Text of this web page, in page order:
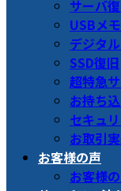
サーバ
USBメ
デジタ
SSD復旧
超特急
お持ち
セキュ
お取引
お客様の声
お客様